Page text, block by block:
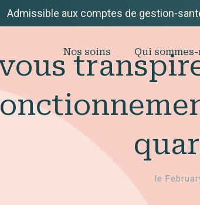
Admissible aux comptes de gestion-
Nos soins Qui
le